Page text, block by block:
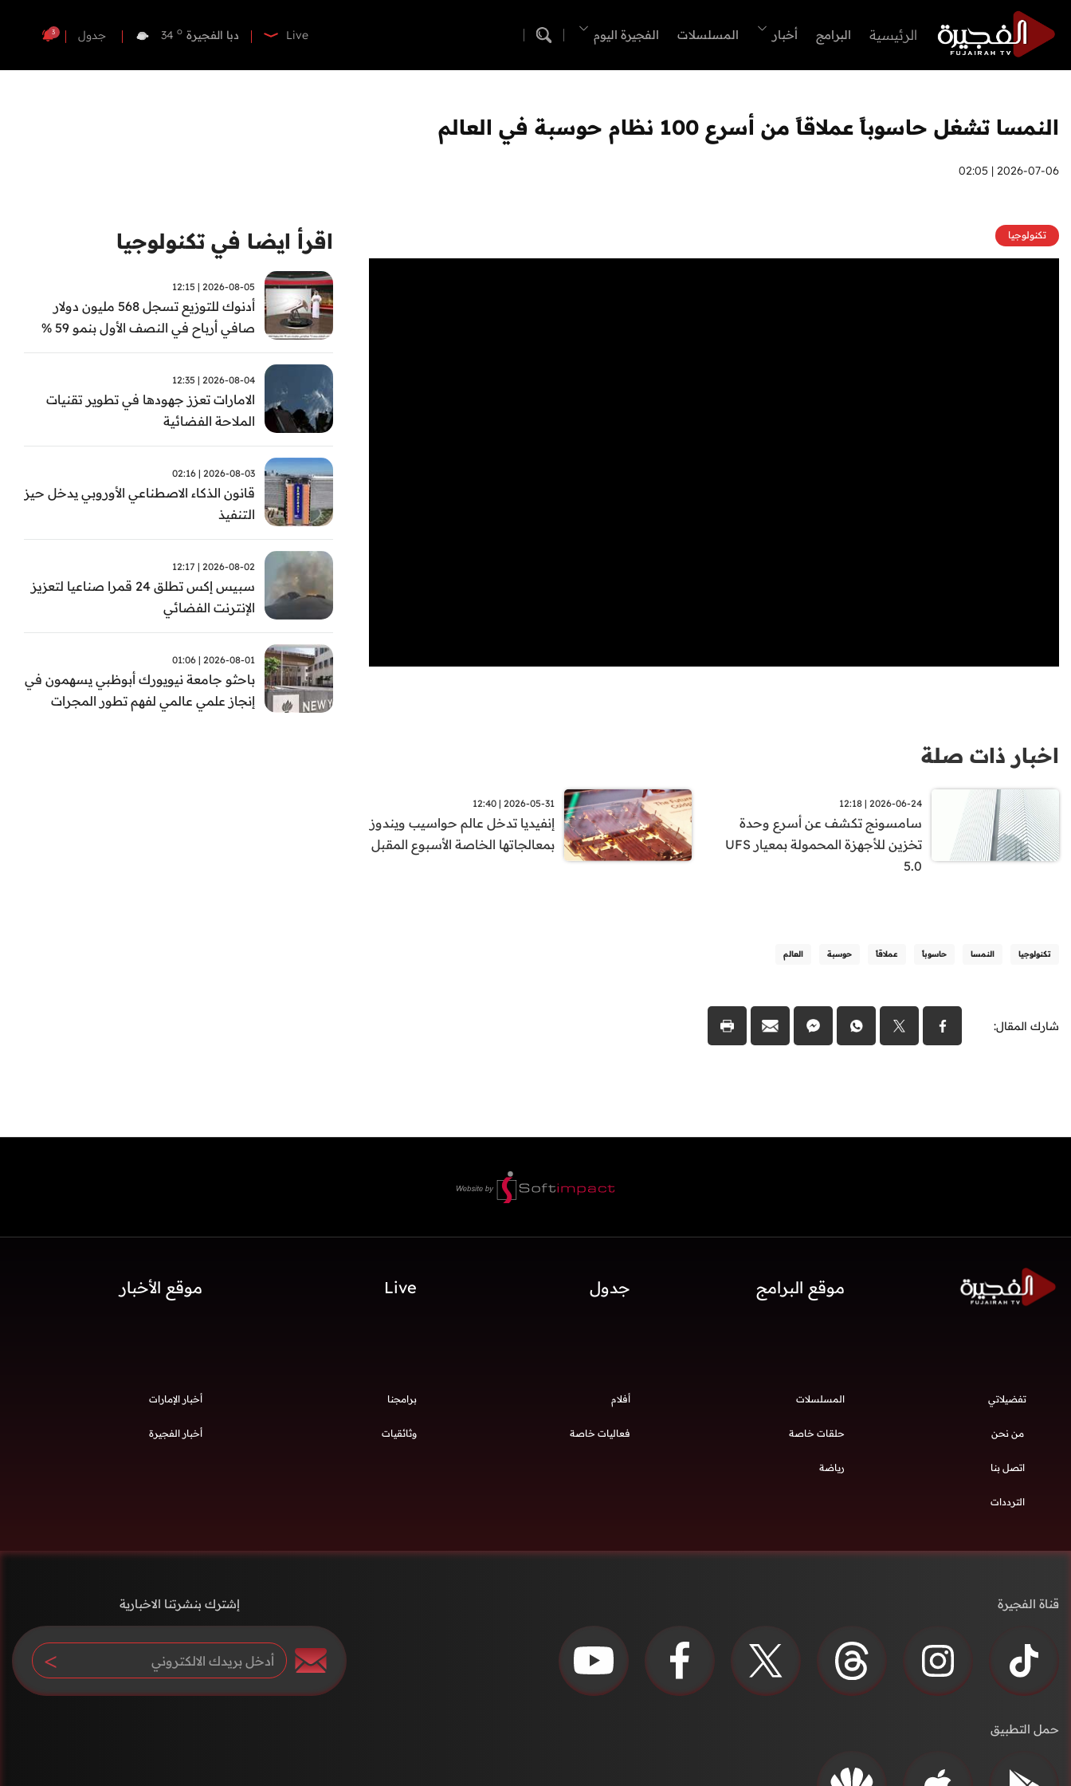
الرئيسية البرامج أخبار المسلسلات الفجيرة اليوم Live دبا الفجيرة 34 o جدول 3
النمسا تشغل حاسوباً عملاقاً من أسرع 100 نظام حوسبة في العالم
2026-07-06 | 02:05
تكنولوجيا
اخبار ذات صلة
2026-06-24 | 12:18
سامسونج تكشف عن أسرع وحدة
تخزين للأجهزة المحمولة بمعيار UFS
5.0
2026-05-31 | 12:40
إنفيديا تدخل عالم حواسيب ويندوز
بمعالجاتها الخاصة الأسبوع المقبل
تكنولوجيا النمسا حاسوباً عملاقاً حوسبة العالم
شارك المقال:
اقرأ ايضا في تكنولوجيا
2026-08-05 | 12:15
أدنوك للتوزيع تسجل 568 مليون دولار
صافي أرباح في النصف الأول بنمو 59 %
2026-08-04 | 12:35
الامارات تعزز جهودها في تطوير تقنيات
الملاحة الفضائية
2026-08-03 | 02:16
قانون الذكاء الاصطناعي الأوروبي يدخل حيز
التنفيذ
2026-08-02 | 12:17
سبيس إكس تطلق 24 قمرا صناعيا لتعزيز
الإنترنت الفضائي
2026-08-01 | 01:06
باحثو جامعة نيويورك أبوظبي يسهمون في
إنجاز علمي عالمي لفهم تطور المجرات
موقع البرامج جدول Live موقع الأخبار
تفضيلاتي
من نحن
اتصل بنا
الترددات
المسلسلات أفلام برامجنا
حلقات خاصة فعاليات خاصة وثائقيات
رياضة
أخبار الإمارات
أخبار الفجيرة
قناة الفجيرة
حمل التطبيق
إشترك بنشرتنا الاخبارية